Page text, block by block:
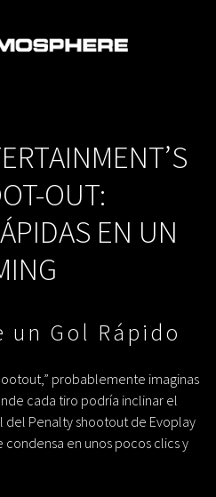
OUT:
EN UN
un Gol Rápido
probablemente imaginas
cada tiro podría inclinar el
del Penalty shootoutde Evoplay
en unos pocos clics y